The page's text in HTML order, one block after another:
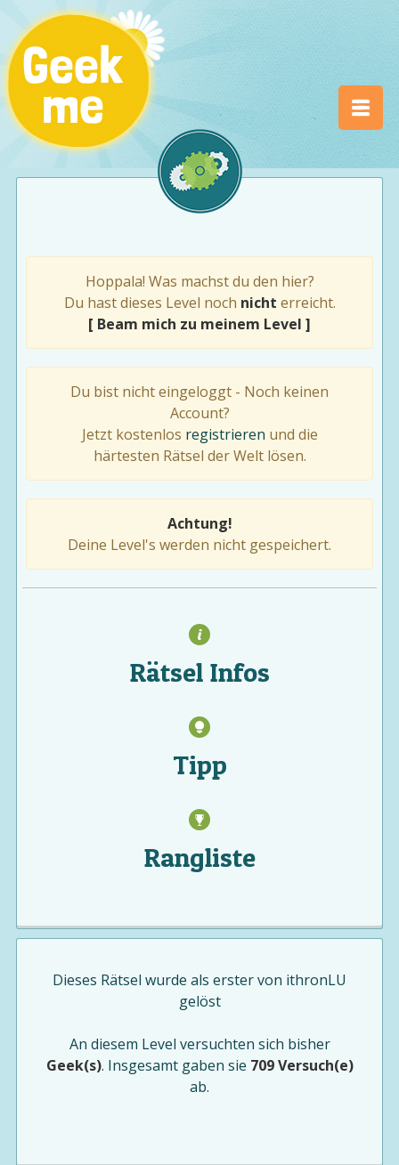
Hoppala! Was machst du den hier?
Du hast dieses Level noch nicht erreicht.
[ Beam mich zu meinem Level ]
Du bist nicht eingeloggt - Noch keinen
Account?
Jetzt kostenlos registrieren und die
härtesten Rätsel der Welt lösen.
Achtung!
Deine Level's werden nicht gespeichert.
Rätsel Infos
Tipp
Rangliste
Dieses Rätsel wurde als erster von ithronLU
gelöst
An diesem Level versuchten sich bisher
Geek(s). Insgesamt gaben sie 709 Versuch(e)
ab.